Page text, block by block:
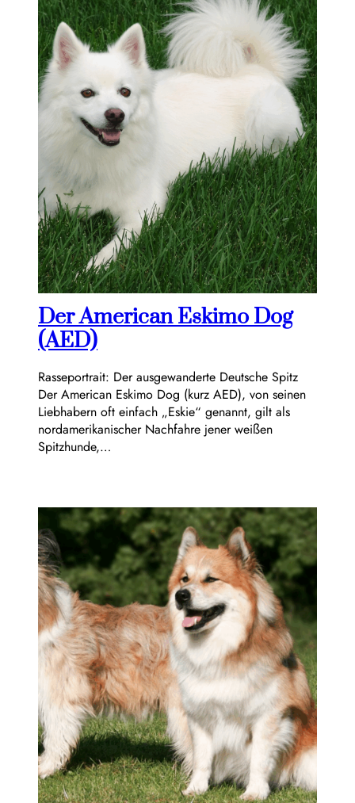
Der American Eskimo Dog
(AED)
Rasseportrait: Der ausgewanderte Deutsche Spitz
Der American Eskimo Dog (kurz AED), von seinen
Liebhabern oft einfach „Eskie“ genannt, gilt als
nordamerikanischer Nachfahre jener weißen
Spitzhunde,…